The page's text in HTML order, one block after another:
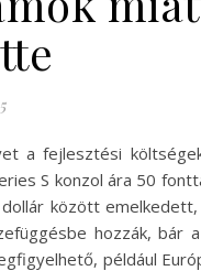
fejlesztési
S konzol ára 50
között
hozzák,
például